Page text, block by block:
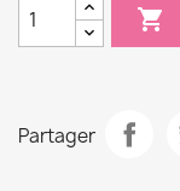

Partager